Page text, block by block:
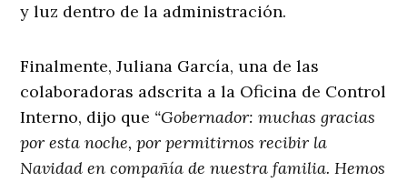
y luz dentro de la administración.
Finalmente, Juliana García, una de las
colaboradoras adscrita a la Oficina de Control
Interno, dijo que “Gobernador: muchas gracias
por esta noche, por permitirnos recibir la
Navidad en compañía de nuestra familia. Hemos